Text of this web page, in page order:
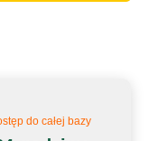
do całej bazy